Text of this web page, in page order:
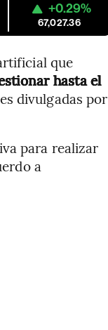
+0.29%
67,027.36
que
hasta el
divulgadas por
para realizar
a